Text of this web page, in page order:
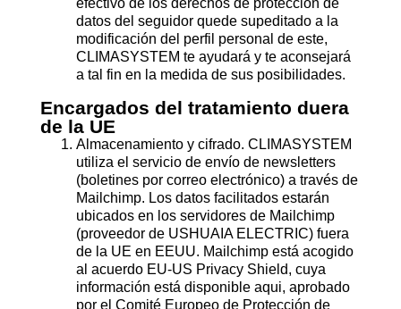
datos del seguidor quede supeditado a la
modificación del perfil personal de este,
CLIMASYSTEM te ayudará y te aconsejará
a tal fin en la medida de sus posibilidades.
Encargados del tratamiento duera
de la UE
Almacenamiento y cifrado. CLIMASYSTEM
utiliza el servicio de envío de newsletters
(boletines por correo electrónico) a través de
Mailchimp. Los datos facilitados estarán
ubicados en los servidores de Mailchimp
(proveedor de USHUAIA ELECTRIC) fuera
de la UE en EEUU. Mailchimp está acogido
al acuerdo EU-US Privacy Shield, cuya
información está disponible aqui, aprobado
por el Comité Europeo de Protección de